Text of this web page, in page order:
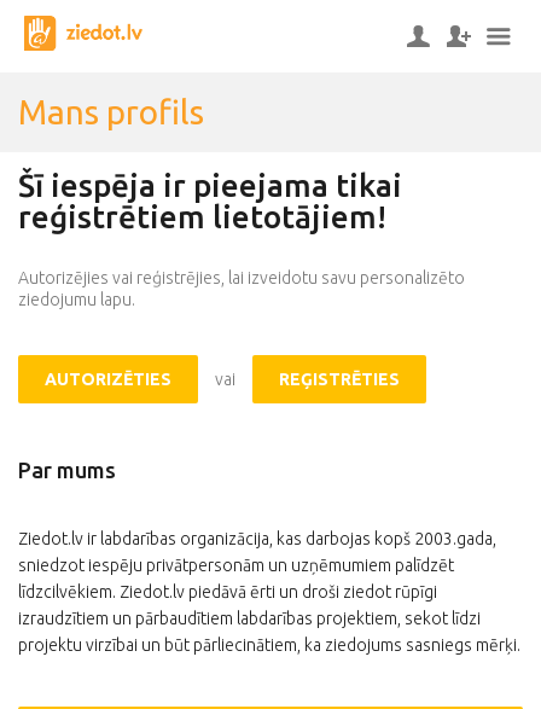
Mans profils
Šī iespēja ir pieejama tikai
reģistrētiem lietotājiem!
Autorizējies vai reģistrējies, lai izveidotu savu personalizēto
ziedojumu lapu.
AUTORIZĒTIES vai REĢISTRĒTIES
Par mums
Ziedot.lv ir labdarības organizācija, kas darbojas kopš 2003.gada,
sniedzot iespēju privātpersonām un uzņēmumiem palīdzēt
līdzcilvēkiem. Ziedot.lv piedāvā ērti un droši ziedot rūpīgi
izraudzītiem un pārbaudītiem labdarības projektiem, sekot līdzi
projektu virzībai un būt pārliecinātiem, ka ziedojums sasniegs mērķi.